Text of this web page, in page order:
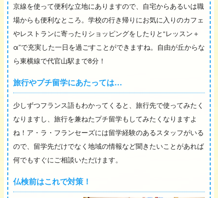
京線を使って便利な立地にありますので、自宅からあるいは職
場からも便利なところ。学校の行き帰りにお気に入りのカフェ
やレストランに寄ったりショッピングをしたりと“レッスン＋
α”で充実した一日を過ごすことができますね。自由が丘からな
ら東横線で代官山駅まで8分！
旅行やプチ留学にあたっては…
少しずつフランス語もわかってくると、旅行先で使ってみたく
なりますし、旅行を兼ねたプチ留学もしてみたくなりますよ
ね！ア・ラ・フランセーズには留学経験のあるスタッフがいる
ので、留学先だけでなく地域の情報など聞きたいことがあれば
何でもすぐにご相談いただけます。
仏検前はこれで対策！